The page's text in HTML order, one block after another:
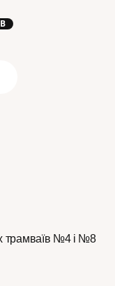
трамваїв №4 і №8